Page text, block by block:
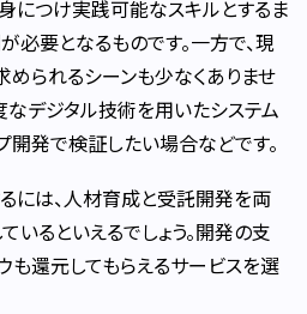
につけ実践可能なスキルとするま
必要となるものです。一方で、現
られるシーンも少なくありませ
なデジタル技術を用いたシステム
開発で検証したい場合などです。
には、人材育成と受託開発を両
いるといえるでしょう。開発の支
も還元してもらえるサービスを選